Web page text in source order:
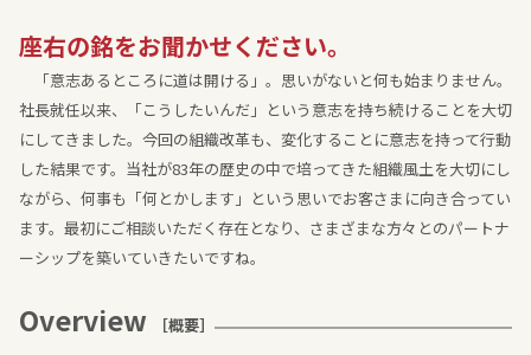
座右の銘をお聞かせください。
「意志あるところに道は開ける」。思いがないと何も始まりません。
社長就任以来、「こうしたいんだ」という意志を持ち続けることを大切
にしてきました。今回の組織改革も、変化することに意志を持って行動
した結果です。当社が83年の歴史の中で培ってきた組織風土を大切にし
ながら、何事も「何とかします」という思いでお客さまに向き合ってい
ます。最初にご相談いただく存在となり、さまざまな方々とのパートナ
ーシップを築いていきたいですね。
Overview ［概要］